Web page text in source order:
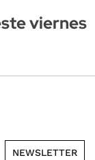
viernes
NEWSLETTER